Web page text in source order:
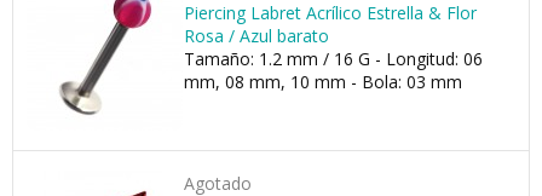
Piercing Labret Acrílico Estrella & Flor
Rosa / Azul barato
Tamaño: 1.2 mm / 16 G - Longitud: 06
mm, 08 mm, 10 mm - Bola: 03 mm
Agotado